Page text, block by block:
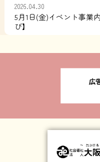
2026.04.30
5月1日(金)イベント事業
び】